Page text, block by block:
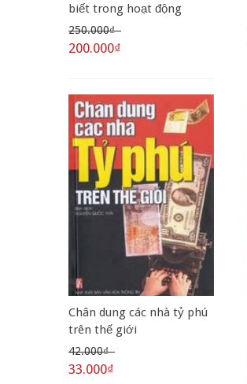
biết trong hoạt động
thanh tra – kiểm tra
doanh
250.000₫
200.000₫
Chân dung các nhà tỷ phú
trên thế giới
42.000₫
33.000₫